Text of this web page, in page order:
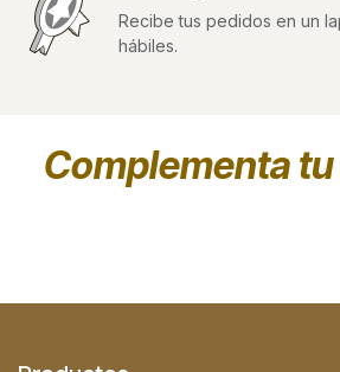
Recibe tus pedidos en un
hábiles.
Complementa